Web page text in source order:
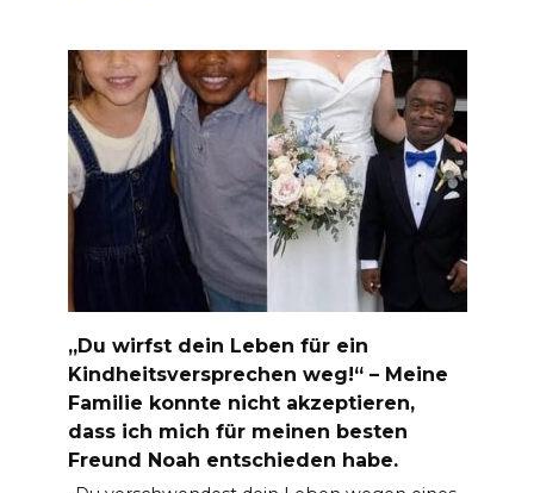
„Du wirfst dein Leben für ein
Kindheitsversprechen weg!“ – Meine
Familie konnte nicht akzeptieren,
dass ich mich für meinen besten
Freund Noah entschieden habe.